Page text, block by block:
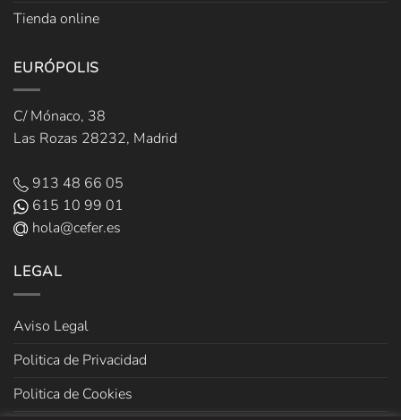
Tienda online
EURÓPOLIS
C/ Mónaco, 38
Las Rozas 28232, Madrid
913 48 66 05
615 10 99 01
hola@cefer.es
LEGAL
Aviso Legal
Politica de Privacidad
Politica de Cookies